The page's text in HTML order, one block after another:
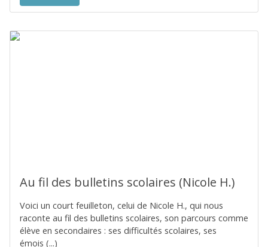
Au fil des bulletins scolaires (Nicole H.)
Voici un court feuilleton, celui de Nicole H., qui nous
raconte au fil des bulletins scolaires, son parcours comme
élève en secondaires : ses difficultés scolaires, ses
émois (...)